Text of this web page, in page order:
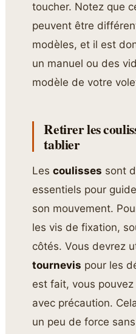
toucher. Notez que
peuvent être
modèles, et il est
un manuel ou des
modèle de votre
Retirer les
tablier
Lescoulisses sont
essentiels pour
son mouvement.
les vis de fixation,
côtés. Vous devrez
tournevis pour les
est fait, vous
avec précaution.
un peu de force